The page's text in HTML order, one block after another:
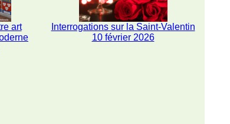
art
Interrogations sur la Saint-Valentin
10 février 2026